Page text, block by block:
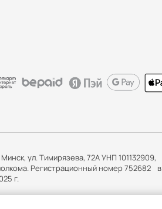
ул. Тимирязева, 72А УНП 101132909,
Регистрационный номер 752682 в
г.